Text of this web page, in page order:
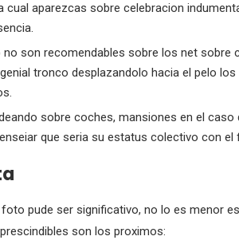
cual aparezcas sobre celebracion
son recomendables sobre los net sobre
tronco desplazandolo hacia el pelo
sobre coches, mansiones en el
que seri­a su estatus colectivo con el
pude ser significativo, no lo es menor
son los proximos: